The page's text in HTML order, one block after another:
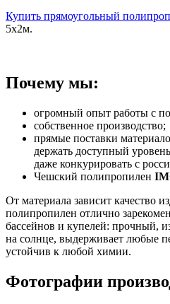
Купить прямоугольный
5х2м.
Почему мы:
огромный опыт работы с
собственное производство;
прямые поставки
держать доступный
даже конкурировать с
Чешский полипропилен
От материала зависит качество
полипропилен отлично
бассейнов и купелей: прочный,
на солнце, выдерживает любые
устойчив к любой химии.
Фотографии